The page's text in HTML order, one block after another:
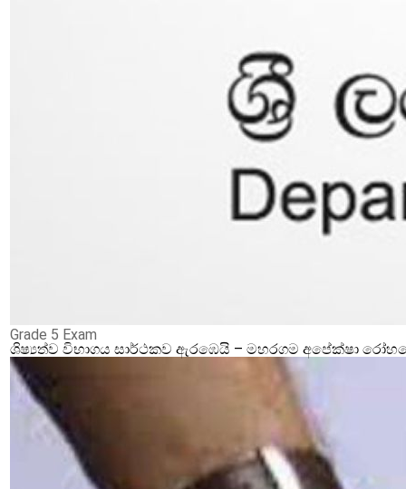
Grade 5 Exam
ශිෂ්‍යත්ව විභාගය සාර්ථකව ඇරඹෙයි – මහරගම අපේක්ෂා